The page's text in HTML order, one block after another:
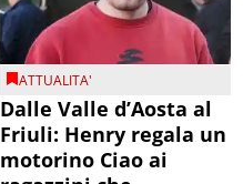
ATTUALITA'
Dalle Valle d’Aosta al
Friuli: Henry regala un
motorino Ciao ai